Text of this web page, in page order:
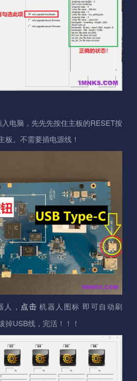
电脑，先先先按住主板的RESET按
板。不需要插电源线！
， 点击 机器人图标 即可自动刷
掉USB线，完活！！！